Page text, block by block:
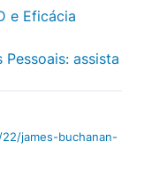
e Eficácia
assista
james-buchanan-